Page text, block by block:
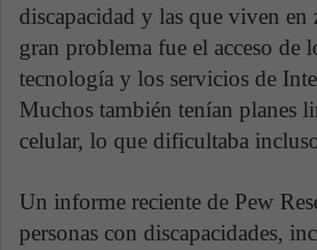
discapacidad y las que viven en
gran problema fue el acceso de
tecnología y los servicios de
Muchos también tenían planes
celular, lo que dificultaba
Un informe reciente de Pew
personas con discapacidades,